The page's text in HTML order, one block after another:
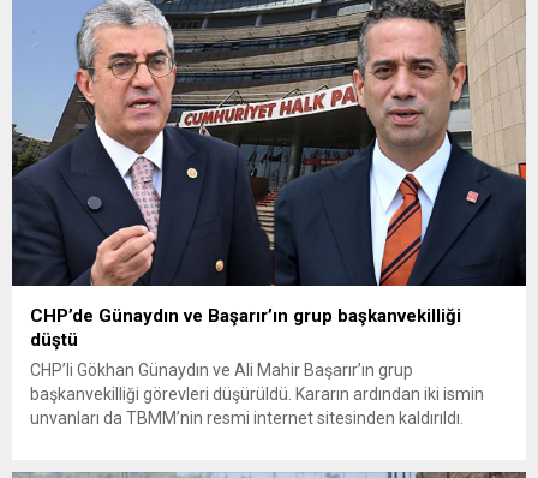
fiyatların çiftçinin artan maliyetlerini karşılamaktan uzak
olduğunu savunarak fiyatların yeniden değerlendirilmesi
çağrısında...
CHP’de Günaydın ve Başarır’ın grup başkanvekilliği
düştü
CHP’li Gökhan Günaydın ve Ali Mahir Başarır’ın grup
başkanvekilliği görevleri düşürüldü. Kararın ardından iki ismin
unvanları da TBMM’nin resmi internet sitesinden kaldırıldı.